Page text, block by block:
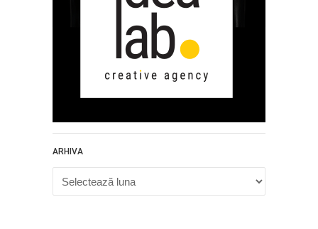
ARHIVA
Arhiva